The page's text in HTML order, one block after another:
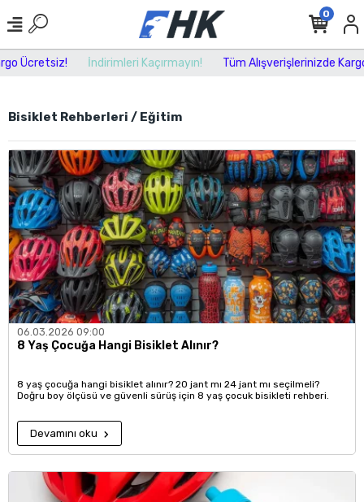
Ücretsiz! İndirimleri Kaçırmayın! Tüm Alışverişlerinizde Kargo
0
Bisiklet Rehberleri / Eğitim
06.03.2026 09:00
8 Yaş Çocuğa Hangi Bisiklet Alınır?
8 yaş çocuğa hangi bisiklet alınır? 20 jant mı 24 jant mı seçilmeli?
Doğru boy ölçüsü ve güvenli sürüş için 8 yaş çocuk bisikleti rehberi.
Devamını oku